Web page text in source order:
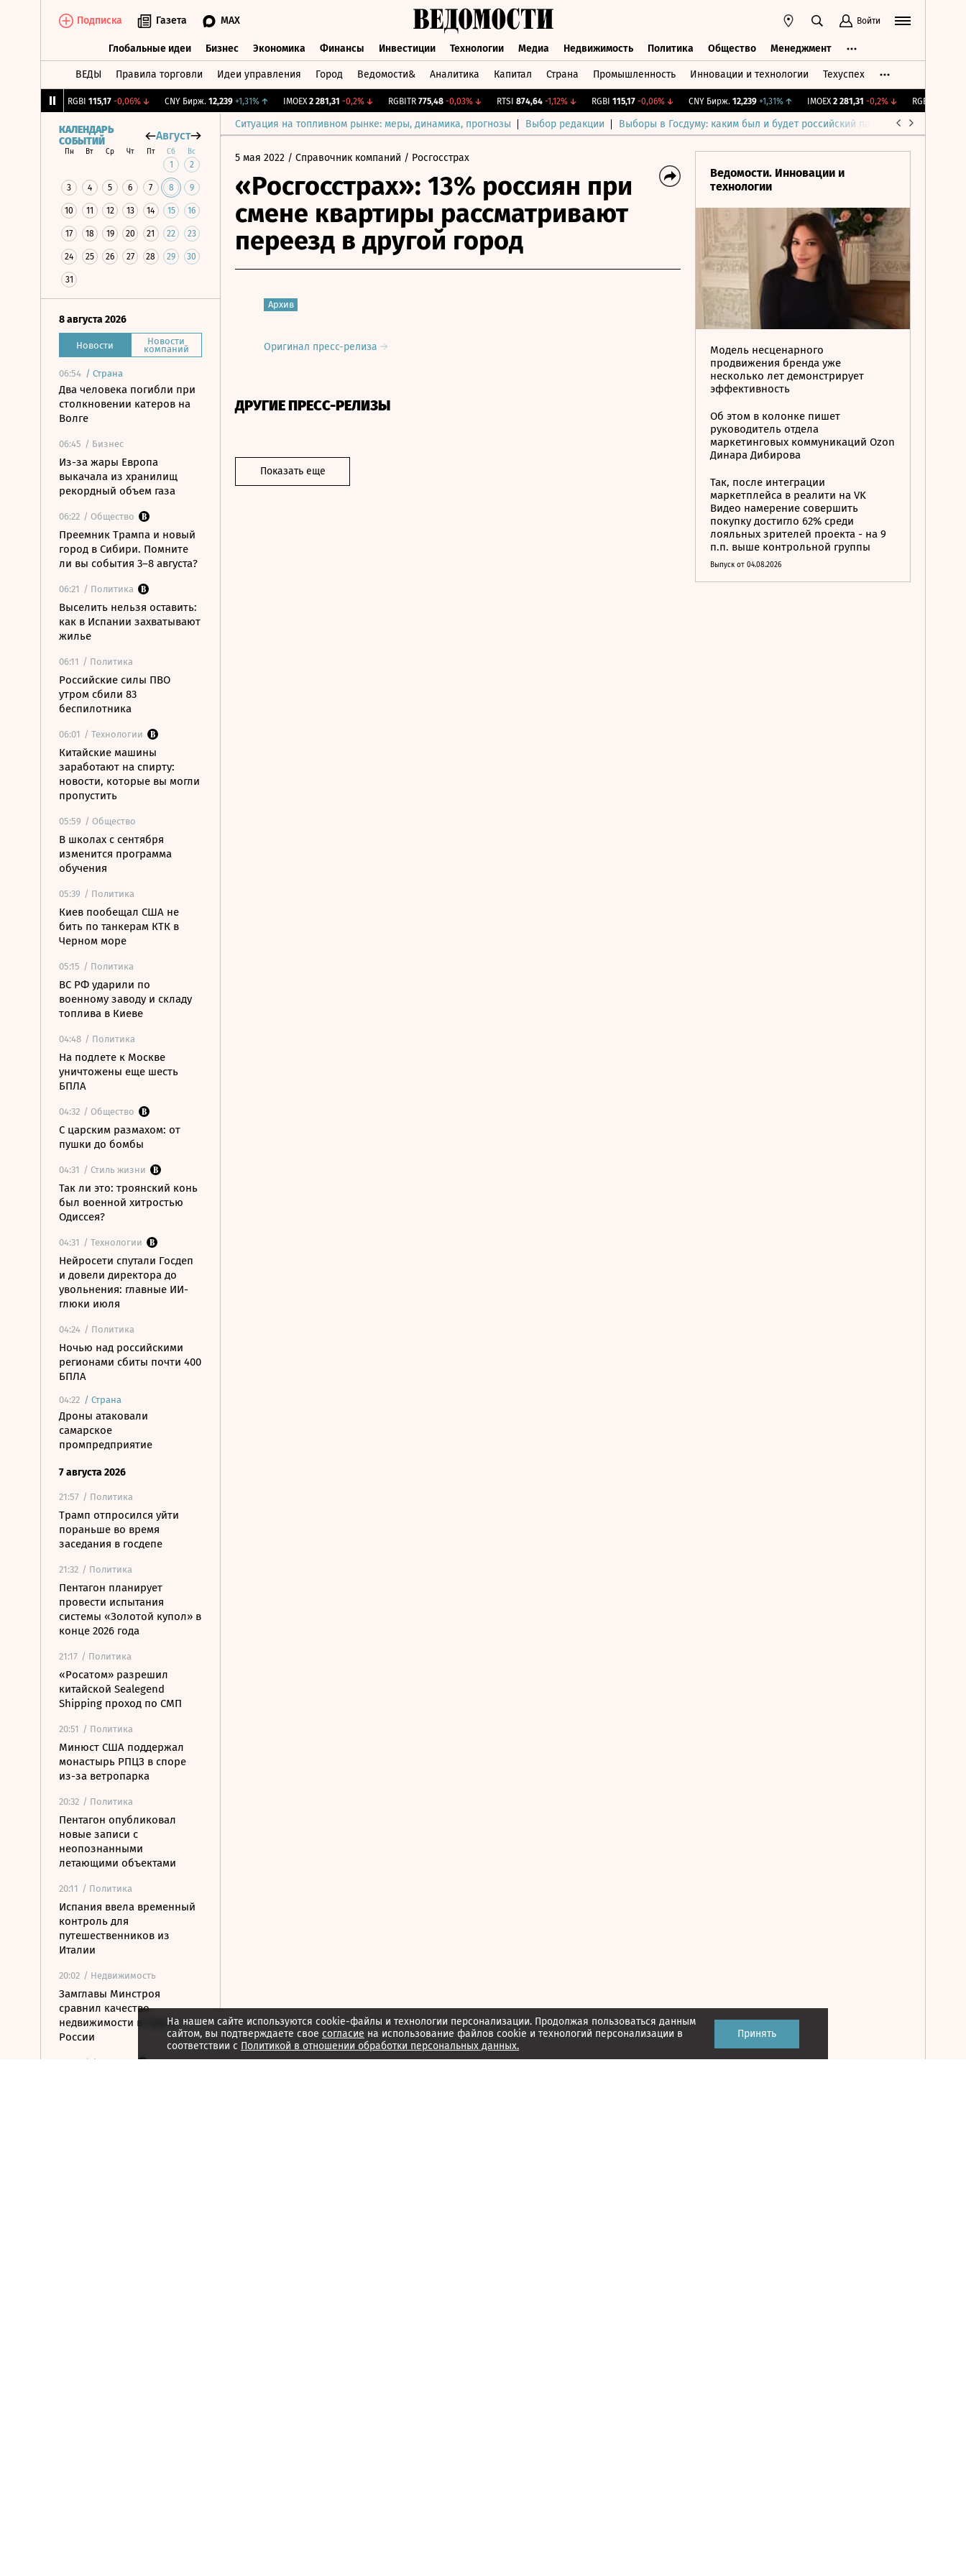
Подписка Газета MAX Войти
Глобальные идеи Бизнес Экономика Финансы Инвестиции Технологии Медиа Недвижимость Политика Общество Менеджмент
ВЕДЫ Правила торговли Идеи управления Город Ведомости& Аналитика Капитал Страна Промышленность Инновации и технологии Техуспех
RGBI 115,17 -0,06%↓ CNY Бирж. 12,239 +1,31%↑ IMOEX 2 281,31 -0,2%↓ RGBITR 775,48 -0,03%↓ RTSI 874,64 -1,12%↓ RGBI 115,17 -0,06%↓ CNY Бирж. 12,239 +1,31%↑ IMOEX 2 281,31 -0,2%↓ RGBITR
Ситуация на топливном рынке: меры, динамика, прогнозы Выбор редакции Выборы в Госдуму: каким был и будет российский парламент
КАЛЕНДАРЬ
СОБЫТИЙ
Август
Пн Вт Ср Чт Пт Сб Вс
1 2
3 4 5 6 7 8 9
10 11 12 13 14 15 16
17 18 19 20 21 22 23
24 25 26 27 28 29 30
31
8 августа 2026
Новости Новости
компаний
06:54 / Страна
Два человека погибли при
столкновении катеров на
Волге
06:45 / Бизнес
Из-за жары Европа
выкачала из хранилищ
рекордный объем газа
06:22 / Общество
Преемник Трампа и новый
город в Сибири. Помните
ли вы события 3–8 августа?
06:21 / Политика
Выселить нельзя оставить:
как в Испании захватывают
жилье
06:11 / Политика
Российские силы ПВО
утром сбили 83
беспилотника
06:01 / Технологии
Китайские машины
заработают на спирту:
новости, которые вы могли
пропустить
05:59 / Общество
В школах с сентября
изменится программа
обучения
05:39 / Политика
Киев пообещал США не
бить по танкерам КТК в
Черном море
05:15 / Политика
ВС РФ ударили по
военному заводу и складу
топлива в Киеве
04:48 / Политика
На подлете к Москве
уничтожены еще шесть
БПЛА
04:32 / Общество
С царским размахом: от
пушки до бомбы
04:31 / Стиль жизни
Так ли это: троянский конь
был военной хитростью
Одиссея?
04:31 / Технологии
Нейросети спутали Госдеп
и довели директора до
увольнения: главные ИИ-
глюки июля
04:24 / Политика
Ночью над российскими
регионами сбиты почти 400
БПЛА
04:22 / Страна
Дроны атаковали
самарское
промпредприятие
7 августа 2026
21:57 / Политика
Трамп отпросился уйти
пораньше во время
заседания в госдепе
21:32 / Политика
Пентагон планирует
провести испытания
системы «Золотой купол» в
конце 2026 года
21:17 / Политика
«Росатом» разрешил
китайской Sealegend
Shipping проход по СМП
20:51 / Политика
Минюст США поддержал
монастырь РПЦЗ в споре
из-за ветропарка
20:32 / Политика
Пентагон опубликовал
новые записи с
неопознанными
летающими объектами
20:11 / Политика
Испания ввела временный
контроль для
путешественников из
Италии
20:02 / Недвижимость
Замглавы Минстроя
сравнил качество
недвижимости в США и
России
/ Финансы
5 мая 2022 / Справочник компаний / Росгосстрах
«Росгосстрах»: 13% россиян при
смене квартиры рассматривают
переезд в другой город
Архив
Оригинал пресс-релиза
ДРУГИЕ ПРЕСС-РЕЛИЗЫ
Показать еще
Ведомости. Инновации и
технологии
Модель несценарного
продвижения бренда уже
несколько лет демонстрирует
эффективность
Об этом в колонке пишет
руководитель отдела
маркетинговых коммуникаций Ozon
Динара Дибирова
Так, после интеграции
маркетплейса в реалити на VK
Видео намерение совершить
покупку достигло 62% среди
лояльных зрителей проекта - на 9
п.п. выше контрольной группы
Выпуск от 04.08.2026
На нашем сайте используются cookie-файлы и технологии персонализации. Продолжая пользоваться данным
сайтом, вы подтверждаете свое согласие на использование файлов cookie и технологий персонализации в
соответствии с Политикой в отношении обработки персональных данных.
Принять